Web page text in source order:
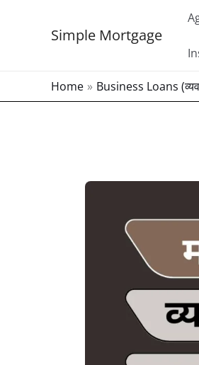
Simple Mortgage
Home Business Loans